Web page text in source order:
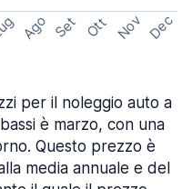
Ago Set Ott Nov Dec
per il noleggio auto a
è marzo, con una
Questo prezzo è
media annuale e del